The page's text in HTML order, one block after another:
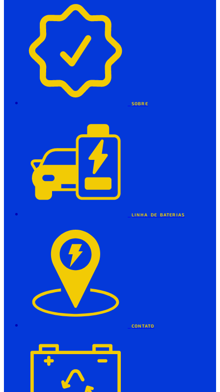
SOBRE
LINHA DE BATERIAS
CONTATO